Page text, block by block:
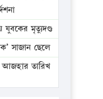
যুবকের মৃত্যুদণ্ড
সাজান ছেলে
তারিখ